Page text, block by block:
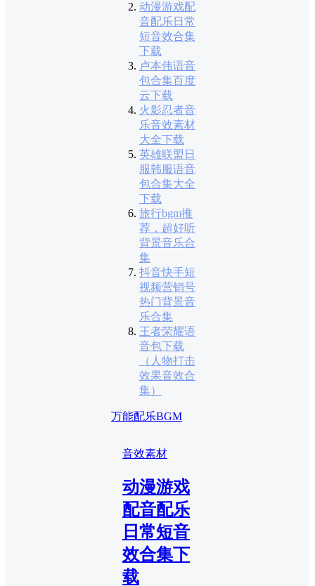
动漫游戏配
音配乐日常
短音效合集
下载
卢本伟语音
包合集百度
云下载
火影忍者音
乐音效素材
大全下载
英雄联盟日
服韩服语音
包合集大全
下载
旅行bgm推
荐，超好听
背景音乐合
集
抖音快手短
视频营销号
热门背景音
乐合集
王者荣耀语
音包下载
（人物打击
效果音效合
集）
万能配乐BGM
音效素材
动漫游戏
配音配乐
日常短音
效合集下
载